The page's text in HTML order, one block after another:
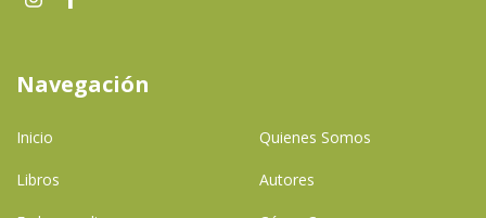
Navegación
Inicio Quienes Somos
Libros Autores